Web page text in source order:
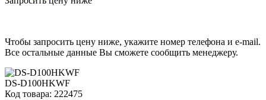
Чтобы запросить цену ниже, укажите номер телефона и e-mail.
Все остальные данные Вы сможете сообщить менеджеру.
DS-D100HKWF
Код товара: 222475